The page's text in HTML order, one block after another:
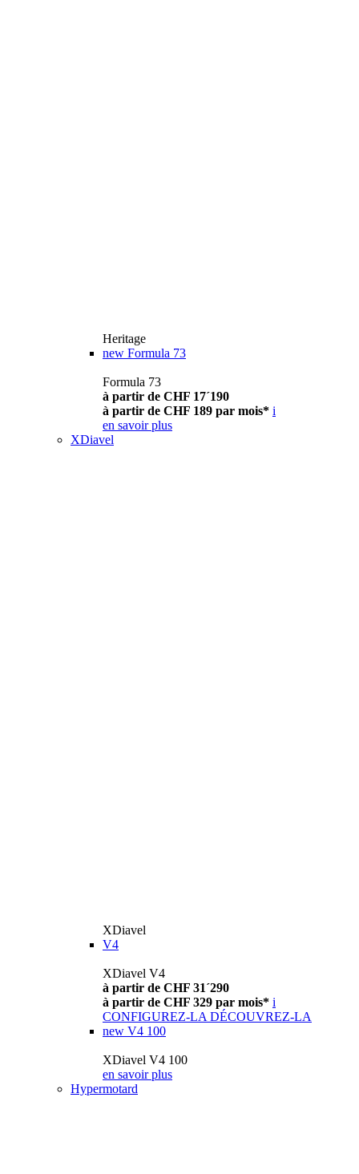
Heritage
new Formula 73
Formula 73
à partir de CHF 17´190
à partir de CHF 189 par mois* i
en savoir plus
XDiavel
XDiavel
V4
XDiavel V4
à partir de CHF 31´290
à partir de CHF 329 par mois* i
CONFIGUREZ-LA DÉCOUVREZ-LA
new V4 100
XDiavel V4 100
en savoir plus
Hypermotard